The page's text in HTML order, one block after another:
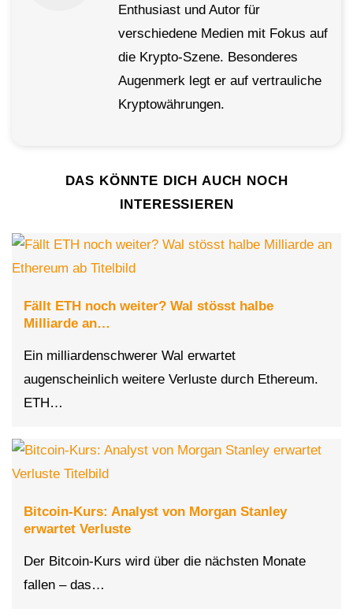
Enthusiast und Autor für
verschiedene Medien mit Fokus auf
die Krypto-Szene. Besonderes
Augenmerk legt er auf vertrauliche
Kryptowährungen.
DAS KÖNNTE DICH AUCH NOCH
INTERESSIEREN
Fällt ETH noch weiter? Wal stösst halbe
Milliarde an…
Ein milliardenschwerer Wal erwartet
augenscheinlich weitere Verluste durch Ethereum.
ETH…
Bitcoin-Kurs: Analyst von Morgan Stanley
erwartet Verluste
Der Bitcoin-Kurs wird über die nächsten Monate
fallen – das…